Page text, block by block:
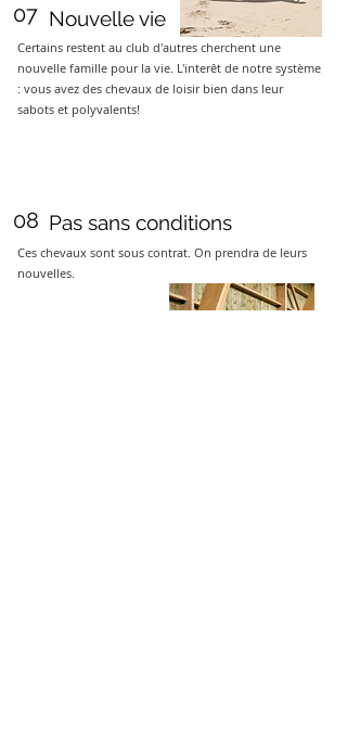
07 Nouvelle vie
Certains restent au club d'autres cherchent une
nouvelle famille pour la vie. L'interêt de notre système
: vous avez des chevaux de loisir bien dans leur
sabots et polyvalents!
08 Pas sans conditions
Ces chevaux sont sous contrat. On prendra de leurs
nouvelles.